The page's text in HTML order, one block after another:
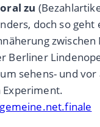
zu
doch so geht
zwischen
Berliner
sehens- und vor